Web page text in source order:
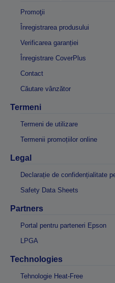
Promoţii
Înregistrarea produsului
Verificarea garanției
Înregistrare CoverPlus
Contact
Căutare vânzător
Termeni
Termeni de utilizare
Termenii promoțiilor online
Legal
Declarație de confidențialitate
Safety Data Sheets
Partners
Portal pentru parteneri Epson
LPGA
Technologies
Tehnologie Heat-Free